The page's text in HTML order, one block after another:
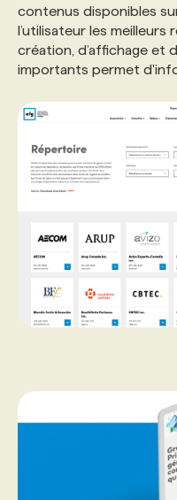
contenus disponibles
l’utilisateur les meilleurs
création, d’affichage et
importants permet